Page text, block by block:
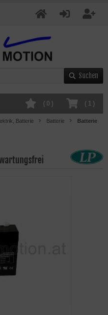
Suchen
( 1 )
( 0 )
Batterie Batterie
Batterie